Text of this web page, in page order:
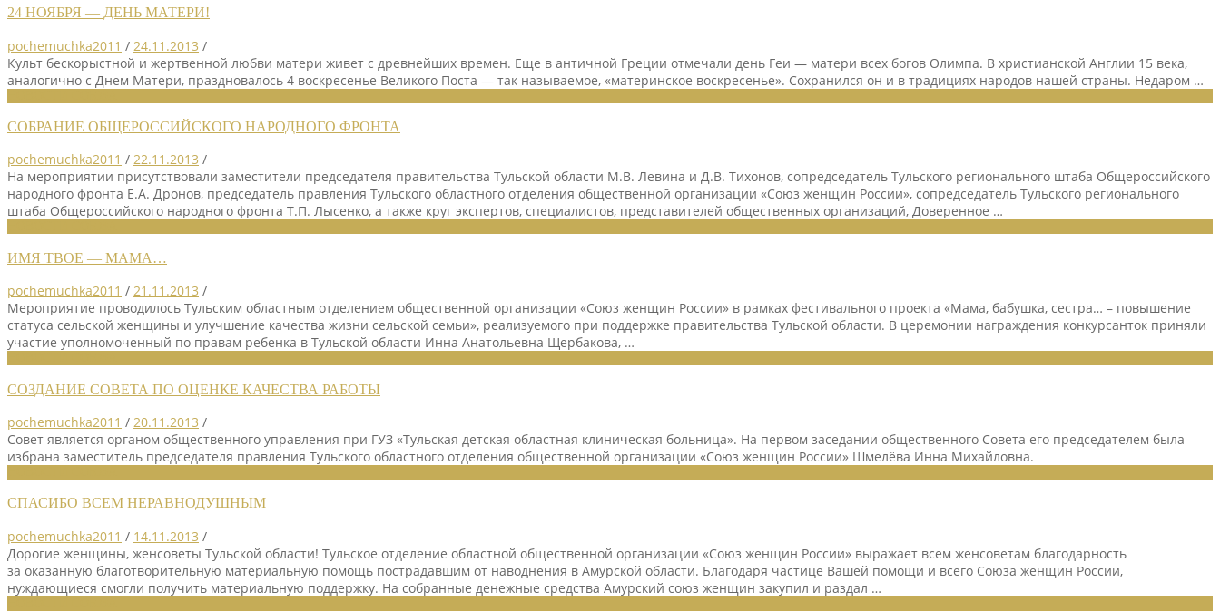
24 НОЯБРЯ — ДЕНЬ МАТЕРИ!
pochemuchka2011 / 24.11.2013 /
Культ бескорыстной и жертвенной любви матери живет с древнейших времен. Еще в античной Греции отмечали день Геи — матери всех богов Олимпа. В христианской Англии 15 века,
аналогично с Днем Матери, праздновалось 4 воскресенье Великого Поста — так называемое, «материнское воскресенье». Сохранился он и в традициях народов нашей страны. Недаром …
СОБРАНИЕ ОБЩЕРОССИЙСКОГО НАРОДНОГО ФРОНТА
pochemuchka2011 / 22.11.2013 /
На мероприятии присутствовали заместители председателя правительства Тульской области М.В. Левина и Д.В. Тихонов, сопредседатель Тульского регионального штаба Общероссийского
народного фронта Е.А. Дронов, председатель правления Тульского областного отделения общественной организации «Союз женщин России», сопредседатель Тульского регионального
штаба Общероссийского народного фронта Т.П. Лысенко, а также круг экспертов, специалистов, представителей общественных организаций, Доверенное …
ИМЯ ТВОЕ — МАМА…
pochemuchka2011 / 21.11.2013 /
Мероприятие проводилось Тульским областным отделением общественной организации «Союз женщин России» в рамках фестивального проекта «Мама, бабушка, сестра… – повышение
статуса сельской женщины и улучшение качества жизни сельской семьи», реализуемого при поддержке правительства Тульской области. В церемонии награждения конкурсанток приняли
участие уполномоченный по правам ребенка в Тульской области Инна Анатольевна Щербакова, …
СОЗДАНИЕ СОВЕТА ПО ОЦЕНКЕ КАЧЕСТВА РАБОТЫ
pochemuchka2011 / 20.11.2013 /
Совет является органом общественного управления при ГУЗ «Тульская детская областная клиническая больница». На первом заседании общественного Совета его председателем была
избрана заместитель председателя правления Тульского областного отделения общественной организации «Союз женщин России» Шмелёва Инна Михайловна.
СПАСИБО ВСЕМ НЕРАВНОДУШНЫМ
pochemuchka2011 / 14.11.2013 /
Дорогие женщины, женсоветы Тульской области! Тульское отделение областной общественной организации «Союз женщин России» выражает всем женсоветам благодарность
за оказанную благотворительную материальную помощь пострадавшим от наводнения в Амурской области. Благодаря частице Вашей помощи и всего Союза женщин России,
нуждающиеся смогли получить материальную поддержку. На собранные денежные средства Амурский союз женщин закупил и раздал …